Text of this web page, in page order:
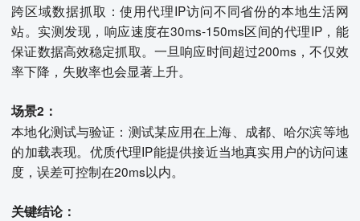
跨区域数据抓取：使用代理IP访问不同省份的本地生活网
站。实测发现，响应速度在30ms-150ms区间的代理IP，能
保证数据高效稳定抓取。一旦响应时间超过200ms，不仅效
率下降，失败率也会显著上升。
场景2：
本地化测试与验证：测试某应用在上海、成都、哈尔滨等地
的加载表现。优质代理IP能提供接近当地真实用户的访问速
度，误差可控制在20ms以内。
关键结论：